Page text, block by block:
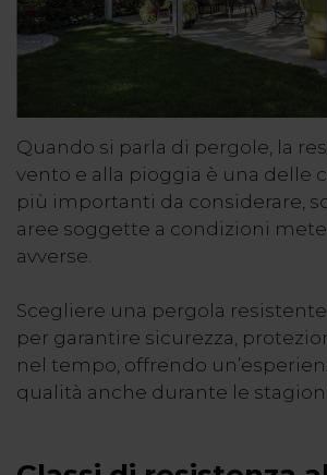
Quando si parla di pergole, la
vento e alla pioggia è una delle
più importanti da considerare,
aree soggette a condizioni
avverse.
Scegliere una pergola
per garantire sicurezza,
nel tempo, offrendo
qualità anche durante le